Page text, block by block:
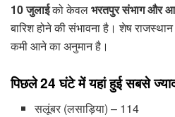
10 जुलाईको केवलभरतपुर संभाग और
बारिश होने की संभावना है। शेष राजस्थान
कमी आने का अनुमान है।
पिछले 24 घंटे में यहां हुई सबसे
सलूंबर (लसाड़िया) – 114